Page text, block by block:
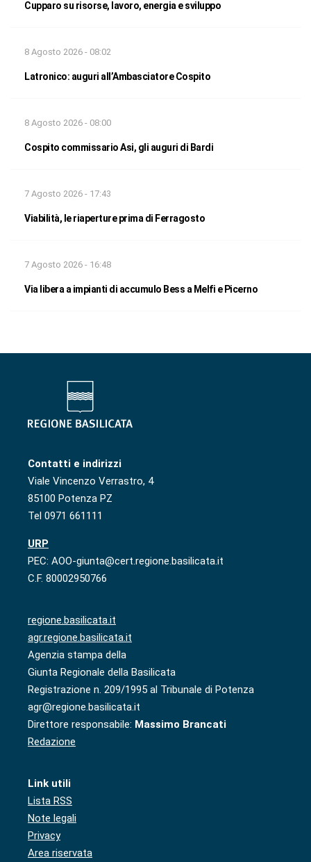
Cupparo su risorse, lavoro, energia e sviluppo
8 Agosto 2026 - 08:02
Latronico: auguri all’Ambasciatore Cospito
8 Agosto 2026 - 08:00
Cospito commissario Asi, gli auguri di Bardi
7 Agosto 2026 - 17:43
Viabilità, le riaperture prima di Ferragosto
7 Agosto 2026 - 16:48
Via libera a impianti di accumulo Bess a Melfi e Picerno
Contatti e indirizzi
Viale Vincenzo Verrastro, 4
85100 Potenza PZ
Tel 0971 661111
URP
PEC: AOO-giunta@cert.regione.basilicata.it
C.F. 80002950766
regione.basilicata.it
agr.regione.basilicata.it
Agenzia stampa della
Giunta Regionale della Basilicata
Registrazione n. 209/1995 al Tribunale di Potenza
agr@regione.basilicata.it
Direttore responsabile: Massimo Brancati
Redazione
Link utili
Lista RSS
Note legali
Privacy
Area riservata